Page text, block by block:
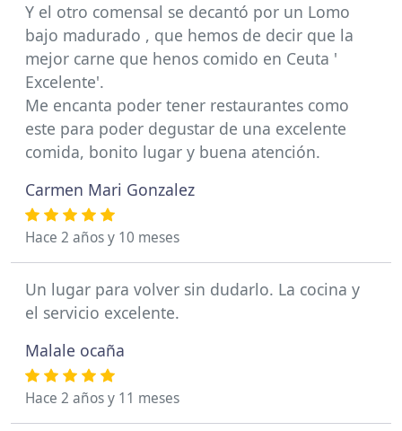
Y el otro comensal se decantó por un Lomo
bajo madurado , que hemos de decir que la
mejor carne que henos comido en Ceuta '
Excelente'.
Me encanta poder tener restaurantes como
este para poder degustar de una excelente
comida, bonito lugar y buena atención.
Carmen Mari Gonzalez
Hace 2 años y 10 meses
Un lugar para volver sin dudarlo. La cocina y
el servicio excelente.
Malale ocaña
Hace 2 años y 11 meses